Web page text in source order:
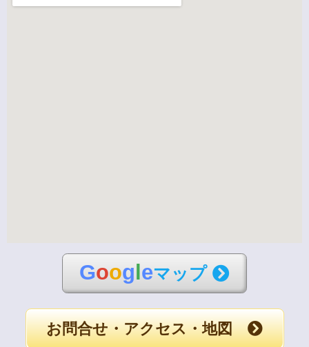
Goog eマップ
お問合せ・アクセス・地図